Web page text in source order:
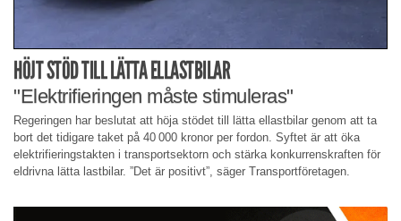
HÖJT STÖD TILL LÄTTA ELLASTBILAR
"Elektrifieringen måste stimuleras"
Regeringen har beslutat att höja stödet till lätta ellastbilar genom att ta
bort det tidigare taket på 40 000 kronor per fordon. Syftet är att öka
elektrifieringstakten i transportsektorn och stärka konkurrenskraften för
eldrivna lätta lastbilar. ”Det är positivt”, säger Transportföretagen.